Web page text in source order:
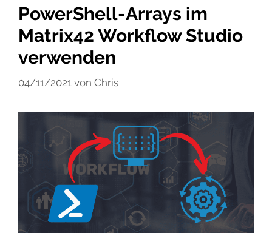
PowerShell-Arrays im
Matrix42 Workflow Studio
verwenden
04/11/2021 von Chris